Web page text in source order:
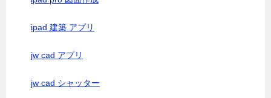
ipad 建築 アプリ
jw cad アプリ
jw cad シャッター